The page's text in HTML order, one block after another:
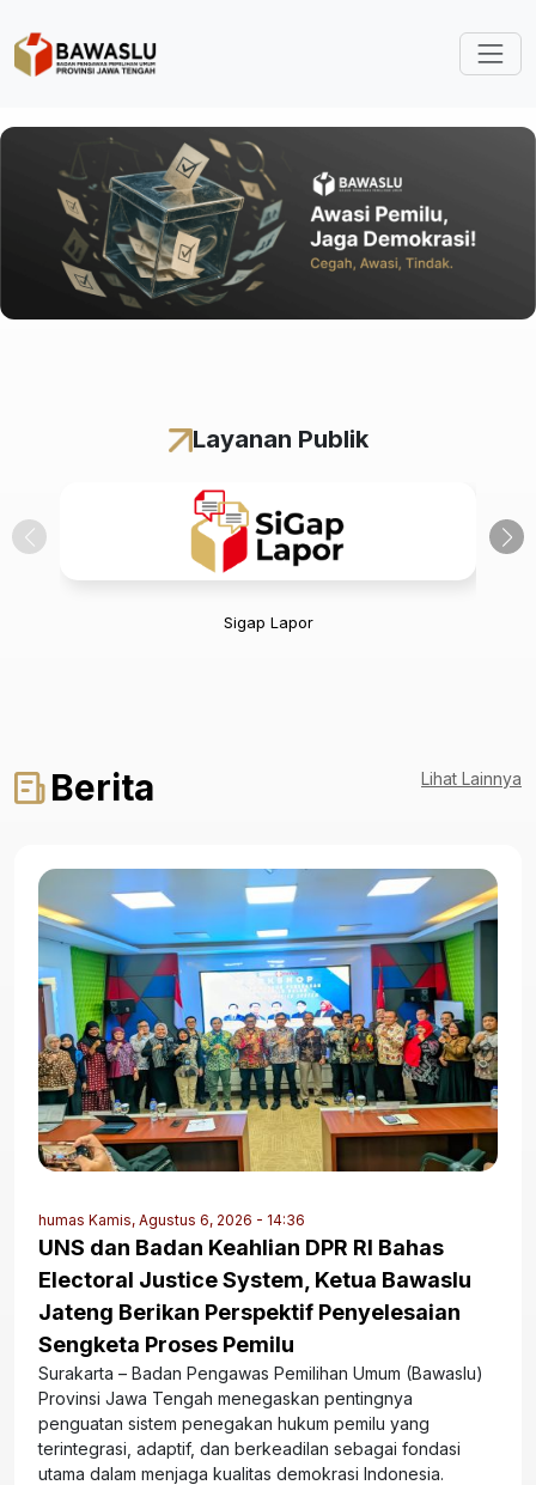
Layanan Publik
Sigap Lapor
Berita
humas Kamis, Agustus 6, 2026 - 14:36
UNS dan Badan Keahlian DPR RI Bahas
Electoral Justice System, Ketua Bawaslu
Jateng Berikan Perspektif Penyelesaian
Sengketa Proses Pemilu
Surakarta – Badan Pengawas Pemilihan Umum (Bawaslu)
Provinsi Jawa Tengah menegaskan pentingnya
penguatan sistem penegakan hukum pemilu yang
terintegrasi, adaptif, dan berkeadilan sebagai fondasi
utama dalam menjaga kualitas demokrasi Indonesia.
Lihat Lainnya